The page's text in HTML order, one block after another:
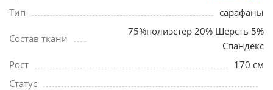
Тип
сарафаны
Состав ткани
75%полиэстер 20% Шерсть 5%
Спандекс
Рост
170 см
Статус